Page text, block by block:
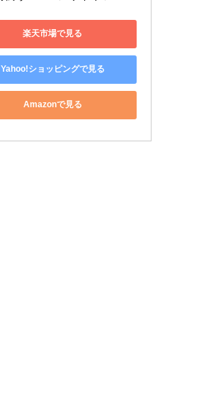
楽天市場で見る
Yahoo!ショッピングで見る
Amazonで見る